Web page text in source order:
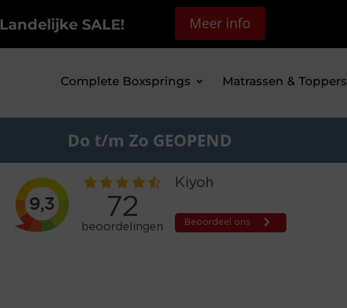
Landelijke SALE! Meer info
Complete Boxsprings Matrassen & Toppers
Do t/m Zo GEOPEND